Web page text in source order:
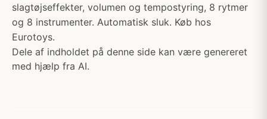
slagtøjseffekter, volumen og tempostyring, 8 rytmer
og 8 instrumenter. Automatisk sluk. Køb hos
Eurotoys.
Dele af indholdet på denne side kan være genereret
med hjælp fra AI.